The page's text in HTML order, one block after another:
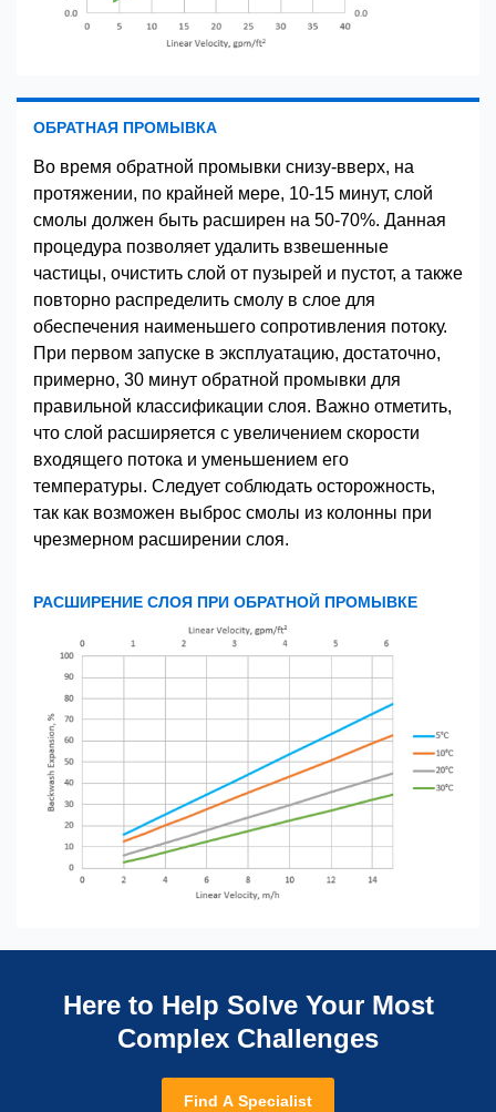
ОБРАТНАЯ ПРОМЫВКА
Во время обратной промывки снизу-вверх, на
протяжении, по крайней мере, 10-15 минут, слой
смолы должен быть расширен на 50-70%. Данная
процедура позволяет удалить взвешенные
частицы, очистить слой от пузырей и пустот, а также
повторно распределить смолу в слое для
обеспечения наименьшего сопротивления потоку.
При первом запуске в эксплуатацию, достаточно,
примерно, 30 минут обратной промывки для
правильной классификации слоя. Важно отметить,
что слой расширяется с увеличением скорости
входящего потока и уменьшением его
температуры. Следует соблюдать осторожность,
так как возможен выброс смолы из колонны при
чрезмерном расширении слоя.
РАСШИРЕНИЕ СЛОЯ ПРИ ОБРАТНОЙ ПРОМЫВКЕ
Here to Help Solve Your Most
Complex Challenges
Find A Specialist